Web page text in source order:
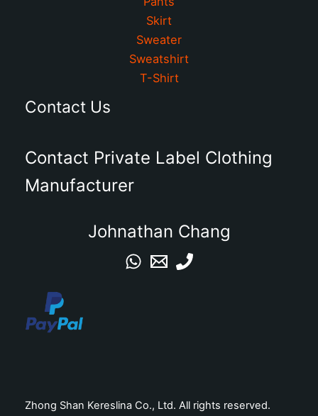
Skirt
Sweater
Sweatshirt
T-Shirt
Contact Us
Contact Private Label Clothing
Manufacturer
Johnathan Chang
Zhong Shan Kereslina Co., Ltd. All rights reserved.